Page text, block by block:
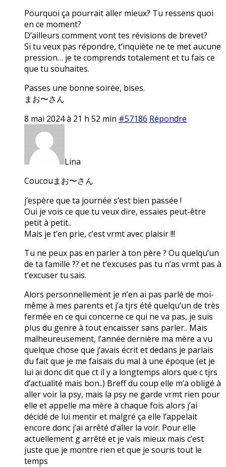
Pourquoi ça pourrait aller mieux? Tu ressens quoi
en ce moment?
D’ailleurs comment vont tes révisions de brevet?
Si tu veux pas répondre, t’inquiète ne te met aucune
pression… je te comprends totalement et tu fais ce
que tu souhaites.
Passes une bonne soirée, bises.
まお〜さん
8 mai 2024 à 21 h 52 min #57186 Répondre
Lina
Coucouまお〜さん
j’espère que ta journée s’est bien passée !
Oui je vois ce que tu veux dire, essaies peut-être
petit à petit..
Mais je t’en prie, c’est vrmt avec plaisir !!!
Tu ne peux pas en parler à ton père ? Ou quelqu’un
de ta famille ?? et ne t’excuses pas tu n’as vrmt pas à
t’excuser tu sais.
Alors personnellement je n’en ai pas parlé de moi-
même à mes parents et j’a tjrs été quelqu’un de très
fermée en ce qui concerne ce qui ne va pas, je suis
plus du genre à tout encaisser sans parler.. Mais
malheureusement, l’année dernière ma mère a vu
quelque chose que j’avais écrit et dedans je parlais
du fait que je me faisais du mal à une époque (et je
lui ai donc dit que ct il y a longtemps alors que c tjrs
d’actualité mais bon..) Breff du coup elle m’a obligé à
aller voir la psy, mais la psy ne garde vrmt rien pour
elle et appelle ma mère à chaque fois alors j’ai
décidé de lui mentir et malgré ça elle l’appelait
encore donc j’ai arrêté d’aller la voir. Pour elle
actuellement g arrêté et je vais mieux mais c’est
juste que je montre rien et que je souris tout le
temps